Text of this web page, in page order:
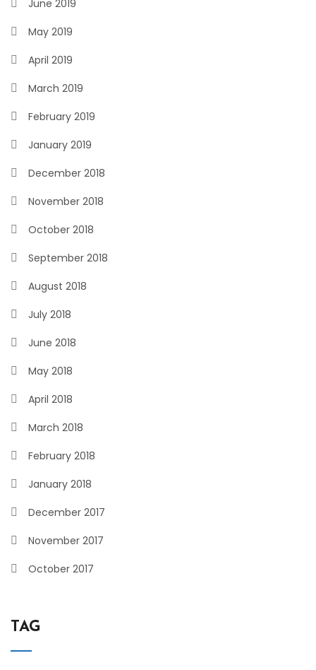
June 2019
May 2019
April 2019
March 2019
February 2019
January 2019
December 2018
November 2018
October 2018
September 2018
August 2018
July 2018
June 2018
May 2018
April 2018
March 2018
February 2018
January 2018
December 2017
November 2017
October 2017
TAG